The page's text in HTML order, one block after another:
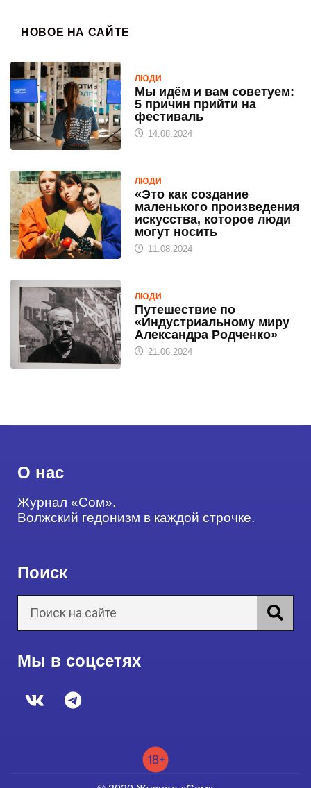
НОВОЕ НА САЙТЕ
ЛЮДИ
Мы идём и вам советуем:
5 причин прийти на
фестиваль
14.08.2024
ЛЮДИ
«Это как создание
маленького произведения
искусства, которое люди
могут носить
11.08.2024
ЛЮДИ
Путешествие по
«Индустриальному миру
Александра Родченко»
21.06.2024
О нас
Журнал «Сом».
Волжский гедонизм в каждой строчке.
Поиск
Мы в соцсетях